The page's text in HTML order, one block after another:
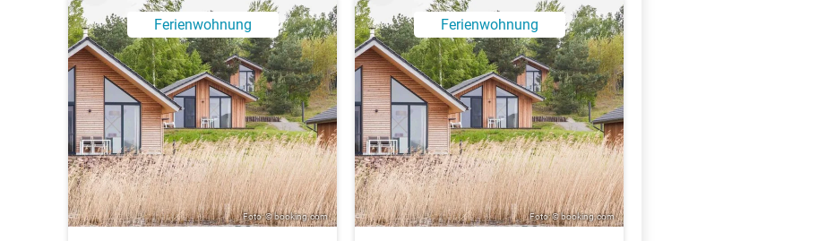
Ferienwohnung
Foto: © booking.com
Ferienwohnung
Foto: © booking.com